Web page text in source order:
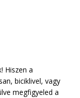
Hiszen a
biciklivel, vagy
megfigyeled a